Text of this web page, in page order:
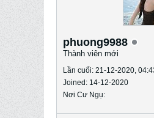
phuong9988
Thành viên mới
Lần cuối: 21-12-2020,
Joined: 14-12-2020
Nơi Cư Ngụ: